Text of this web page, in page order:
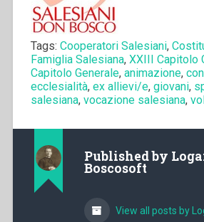
Tags: Cooperatori Salesiani,
Famiglia Salesiana, XXIII Capitolo
Capitolo Generale, animazione,
ecclesialità, ex allievi/e, giovani,
salesiana, vocazione salesiana,
Published by
Boscosoft
View all posts by